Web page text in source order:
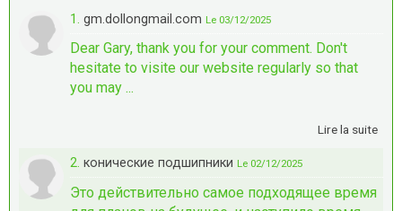
1. gm.dollongmail.com Le 03/12/2025
Dear Gary, thank you for your comment. Don't
hesitate to visite our website regularly so that
you may ...
Lire la suite
2. конические подшипники Le 02/12/2025
Это действительно самое подходящее время